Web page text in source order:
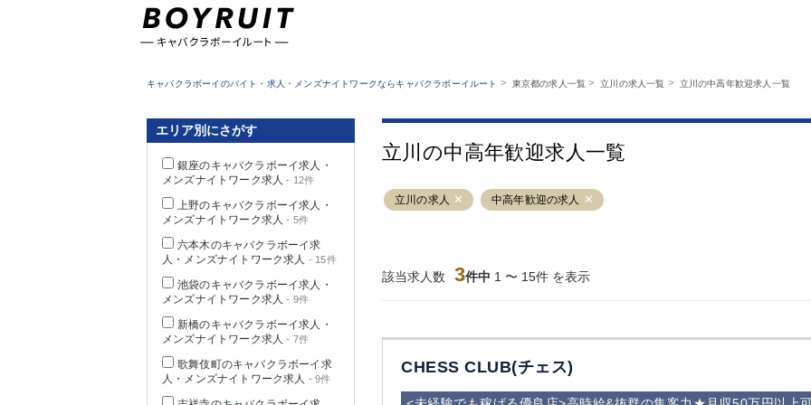
業種から探す
職種から探す
キャバクラボーイルートとは？
サイトマップ
キャバクラボーイのバイト・求人・メンズナイトワークならキャバクラボーイルート > 東京都の求人一覧 >立川の求人一覧 > 立川の中高年歓迎求人一覧
立川の中高年歓迎求人一覧
立川の求人 中高年歓迎の求人
該当求人数 3件中 1 〜 15件 を表示
CHESS CLUB(チェス)
エリア別にさがす
銀座のキャバクラボーイ求人・
メンズナイトワーク求人 - 12件
上野のキャバクラボーイ求人・
メンズナイトワーク求人 - 5件
六本木のキャバクラボーイ求
人・メンズナイトワーク求人 - 15件
池袋のキャバクラボーイ求人・
メンズナイトワーク求人 - 9件
新橋のキャバクラボーイ求人・
メンズナイトワーク求人 - 7件
歌舞伎町のキャバクラボーイ求
人・メンズナイトワーク求人 - 9件
東京都 銀座 上野 六本木 池袋
立川
千葉中央
大山
赤坂
ひばりヶ丘（北
学芸大学
の好立地！
「赤羽駅」から
徒歩2分 ②東
京メトロ南北線
宿